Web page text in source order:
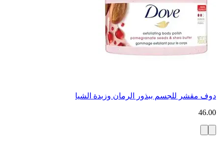
دوف مقشر للجسم ببذور الرمان وزبدة الشيا
46.00